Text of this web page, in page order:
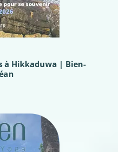
à Hikkaduwa | Bien-